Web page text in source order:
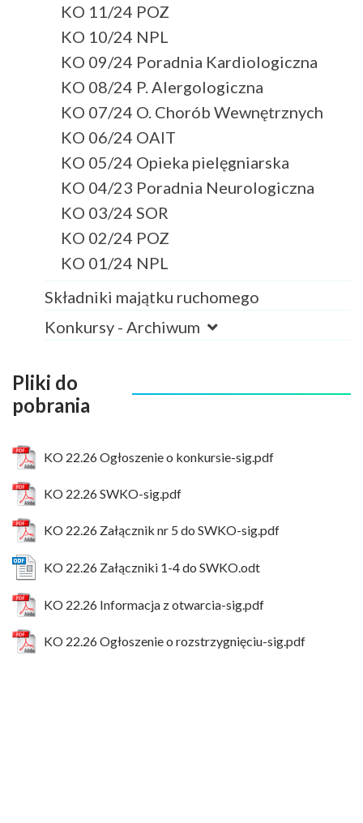
KO 11/24 POZ
KO 10/24 NPL
KO 09/24 Poradnia Kardiologiczna
KO 08/24 P. Alergologiczna
KO 07/24 O. Chorób Wewnętrznych
KO 06/24 OAIT
KO 05/24 Opieka pielęgniarska
KO 04/23 Poradnia Neurologiczna
KO 03/24 SOR
KO 02/24 POZ
KO 01/24 NPL
Składniki majątku ruchomego
Konkursy - Archiwum
Pliki do
pobrania
KO 22.26 Ogłoszenie o konkursie-sig.pdf
KO 22.26 SWKO-sig.pdf
KO 22.26 Załącznik nr 5 do SWKO-sig.pdf
KO 22.26 Załączniki 1-4 do SWKO.odt
KO 22.26 Informacja z otwarcia-sig.pdf
KO 22.26 Ogłoszenie o rozstrzygnięciu-sig.pdf